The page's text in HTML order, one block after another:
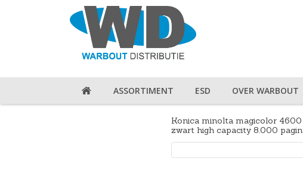
ASSORTIMENT ESD OVER WARBOUT
Konica minolta magicolor
zwart high capacity 8.000